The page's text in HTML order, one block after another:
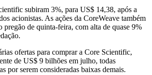
subiram 3%, para US$ 14,38, após a
acionistas. As ações da CoreWeave também
pregão de quinta-feira, com alta de quase 9%
ofertas para comprar a Core Scientific,
de US$ 9 bilhões em julho, todas
por serem consideradas baixas demais.